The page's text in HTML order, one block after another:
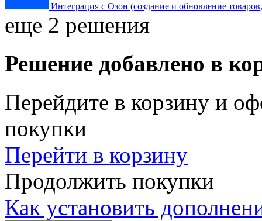
Интеграция с Озон (создание и обновление
еще 2 решения
Решение добавлено в
Перейдите в корзину и
покупки
Перейти в корзину
Продолжить покупки
Как установить